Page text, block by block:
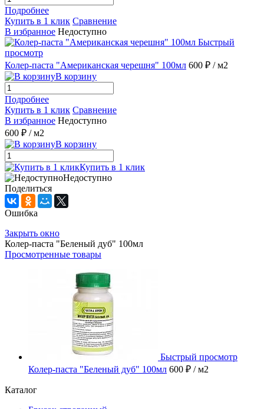
Подробнее
Купить в 1 клик Сравнение
В избранное Недоступно
Быстрый
просмотр
Колер-паста "Американская черешня" 100мл 600 ₽ / м2
В корзину
Подробнее
Купить в 1 клик Сравнение
В избранное Недоступно
600 ₽ / м2
В корзину
Купить в 1 клик
Недоступно
Поделиться
Ошибка
Закрыть окно
Колер-паста "Беленый дуб" 100мл
Просмотренные товары
Быстрый просмотр
Колер-паста "Беленый дуб" 100мл 600 ₽ / м2
Каталог